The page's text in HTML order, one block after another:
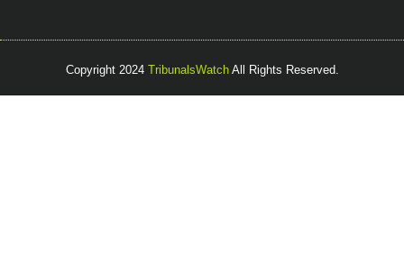
Copyright 2024 TribunalsWatch All Rights Reserved.